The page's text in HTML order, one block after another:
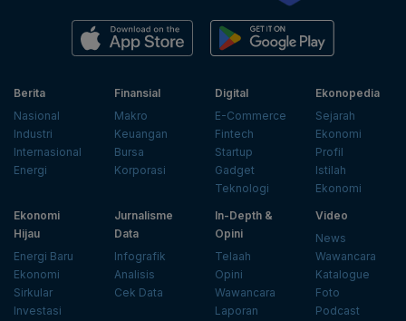
Berita
Nasional
Industri
Internasional
Energi
Finansial
Makro
Keuangan
Bursa
Korporasi
Digital
E-Commerce
Fintech
Startup
Gadget
Teknologi
Ekonopedia
Sejarah
Ekonomi
Profil
Istilah
Ekonomi
Ekonomi
Hijau
Energi Baru
Ekonomi
Sirkular
Investasi
Jurnalisme
Data
Infografik
Analisis
Cek Data
In-Depth &
Opini
Telaah
Opini
Wawancara
Laporan
Video
News
Wawancara
Katalogue
Foto
Podcast